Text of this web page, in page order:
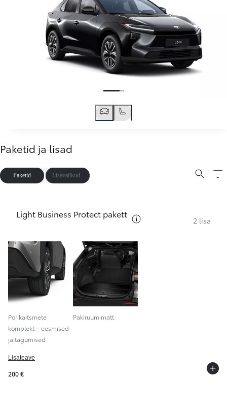
Paketid ja lisad
Paketid Lisavalikud
Light Business Protect pakett
2 lisa
Porikaitsmete
komplekt – eesmised
ja tagumised
Pakiruumimatt
Lisateave
200 €